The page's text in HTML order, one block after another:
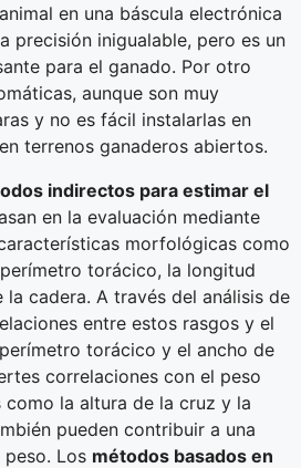
en una báscula electrónica
precisión inigualable, pero es un
para el ganado. Por otro
aunque son muy
y no es fácil instalarlas en
terrenos ganaderos abiertos.
indirectos para estimar el
en la evaluación mediante
morfológicas como
torácico, la longitud
cadera. A través del análisis de
entre estos rasgos y el
torácico y el ancho de
correlaciones con el peso
la altura de la cruz y la
pueden contribuir a una
Los métodos basados en